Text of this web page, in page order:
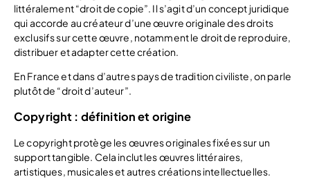
littéralement “droit de copie”. Il s’agit d’un concept juridique
qui accorde au créateur d’une œuvre originale des droits
exclusifs sur cette œuvre, notamment le droit de reproduire,
distribuer et adapter cette création.
En France et dans d’autres pays de tradition civiliste, on parle
plutôt de “droit d’auteur”.
Copyright : définition et origine
Le copyright protège les œuvres originales fixées sur un
support tangible. Cela inclut les œuvres littéraires,
artistiques, musicales et autres créations intellectuelles.